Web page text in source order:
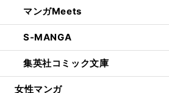
マンガMeets
S-MANGA
集英社コミック文庫
女性マンガ